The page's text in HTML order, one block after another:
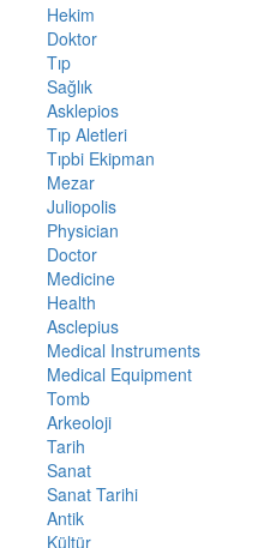
Hekim
Doktor
Tıp
Sağlık
Asklepios
Tıp Aletleri
Tıpbi Ekipman
Mezar
Juliopolis
Physician
Doctor
Medicine
Health
Asclepius
Medical Instruments
Medical Equipment
Tomb
Arkeoloji
Tarih
Sanat
Sanat Tarihi
Antik
Kültür